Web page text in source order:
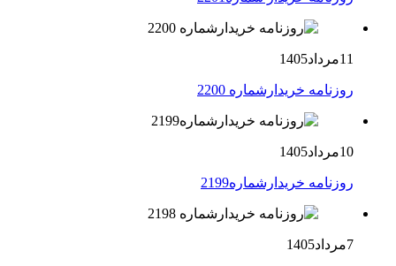
11مرداد1405
روزنامه خریدارشماره 2200
10مرداد1405
روزنامه خریدارشماره2199
7مرداد1405